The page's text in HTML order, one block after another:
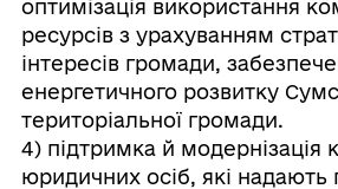
оптимізація використання
ресурсів з урахуванням
інтересів громади,
енергетичного розвитку
територіальної громади.
4) підтримка й модернізація
юридичних осіб, які надають